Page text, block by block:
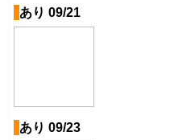
あり 09/21
あり 09/23